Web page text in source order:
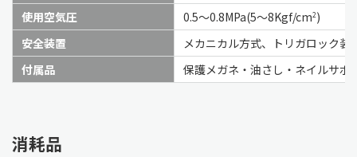
使用空気圧
0.5～0.8MPa(5～8Kgf/cm2)
安全装置
メカニカル方式、トリガロック装
付属品
保護メガネ・油さし・ネイルサポ
消耗品